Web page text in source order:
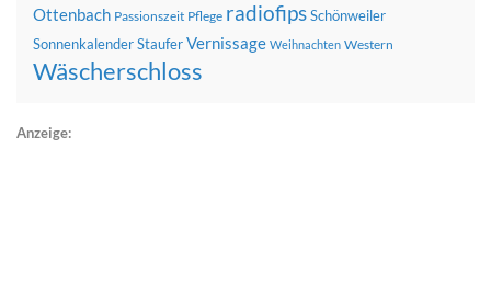
Ottenbach Passionszeit Pflege radiofipsSchönweiler
SonnenkalenderStauferVernissage Weihnachten Western
Wäscherschloss
Anzeige: